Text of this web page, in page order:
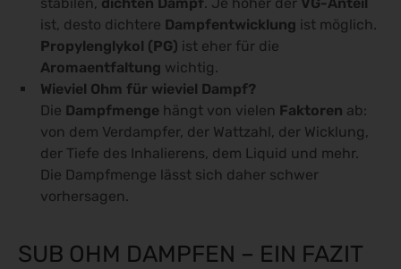
ist, desto dichtere Dampfentwicklung ist möglich.
Propylenglykol (PG) ist eher für die
Aromaentfaltung wichtig.
Wieviel Ohm für wieviel Dampf?
Die Dampfmenge hängt von vielen Faktoren ab:
von dem Verdampfer, der Wattzahl, der Wicklung,
der Tiefe des Inhalierens, dem Liquid und mehr.
Die Dampfmenge lässt sich daher schwer
vorhersagen.
SUB OHM DAMPFEN – EIN FAZIT